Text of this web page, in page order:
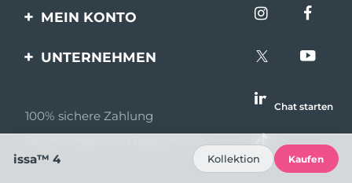
Kontaktiere uns
MEIN KONTO
UNTERNEHMEN
Partnerprogramm
100% sichere Zahlung
Chat starten
issa™ 4 Kollektion Kaufen